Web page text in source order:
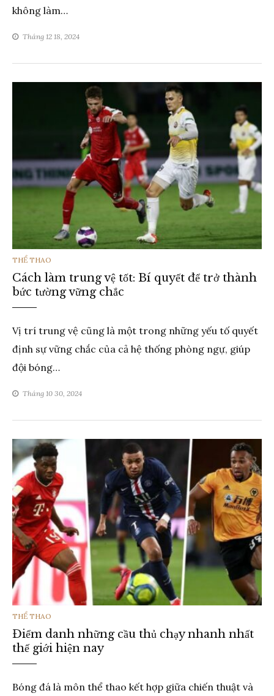
không làm…
Tháng 12 18, 2024
THỂ
LOẠI
THỂ THAO
Cách làm trung vệ tốt: Bí quyết để trở thành
bức tường vững chắc
Vị trí trung vệ cũng là một trong những yếu tố quyết
định sự vững chắc của cả hệ thống phòng ngự, giúp
đội bóng…
Tháng 10 30, 2024
THỂ
LOẠI
THỂ THAO
Điểm danh những cầu thủ chạy nhanh nhất
thế giới hiện nay
Bóng đá là môn thể thao kết hợp giữa chiến thuật và